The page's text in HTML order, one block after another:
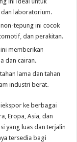
dan laboratorium.
tepung ini cocok
dan perakitan.
memberikan
dan cairan.
lama dan tahan
industri berat.
ke berbagai
Eropa, Asia, dan
yang luas dan terjalin
tersedia bagi